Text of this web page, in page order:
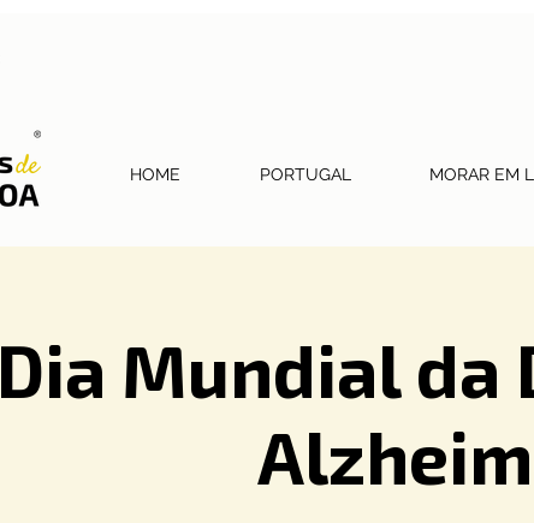
HOME PORTUGAL MORAR EM
Dia Mundial da